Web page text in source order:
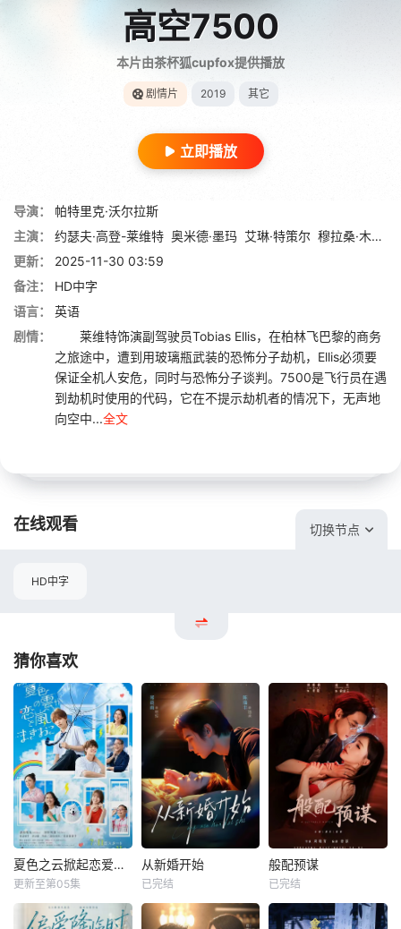
高空7500
本片由茶杯狐cupfox提供播放
剧情片 2019 其它
立即播放
导演：
帕特里克·沃尔拉斯
主演：
约瑟夫·高登-莱维特 奥米德·墨玛 艾琳·特策尔 穆拉桑·木苏鲁
更新：
2025-11-30 03:59
备注：
HD中字
语言：
英语
剧情：
莱维特饰演副驾驶员Tobias Ellis，在柏林飞巴黎的商务
之旅途中，遭到用玻璃瓶武装的恐怖分子劫机，Ellis必须要
保证全机人安危，同时与恐怖分子谈判。7500是飞行员在遇
到劫机时使用的代码，它在不提示劫机者的情况下，无声地
向空中...全文
在线观看 切换节点
HD中字
猜你喜欢
夏色之云掀起恋爱与风暴
更新至第05集
从新婚开始
已完结
般配预谋
已完结